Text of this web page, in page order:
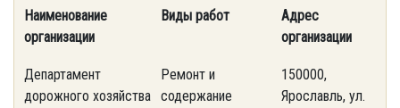
Наименование
организации
Виды работ
Адрес
организации
Департамент
дорожного хозяйства
Ремонт и
содержание
150000,
Ярославль, ул.